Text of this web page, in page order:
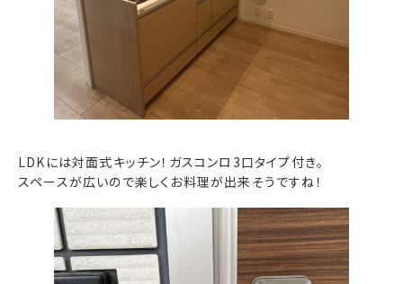
LDKには対面式キッチン！ガスコンロ3口タイプ付き。
スペースが広いので楽しくお料理が出来そうですね！